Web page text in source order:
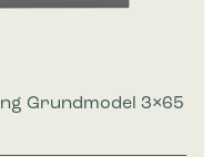
Grundmodel 3×65